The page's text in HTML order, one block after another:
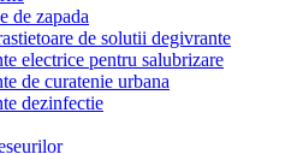
de zapada
de solutii degivrante
electrice pentru salubrizare
de curatenie urbana
dezinfectie